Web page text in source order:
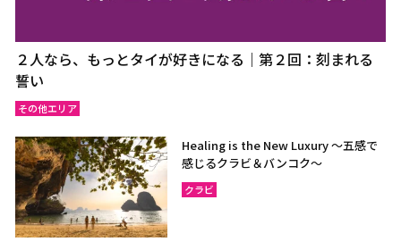
２人なら、もっとタイが好きになる｜第２回：刻まれる
誓い
その他エリア
Healing is the New Luxury ～五感で
感じるクラビ＆バンコク～
クラビ